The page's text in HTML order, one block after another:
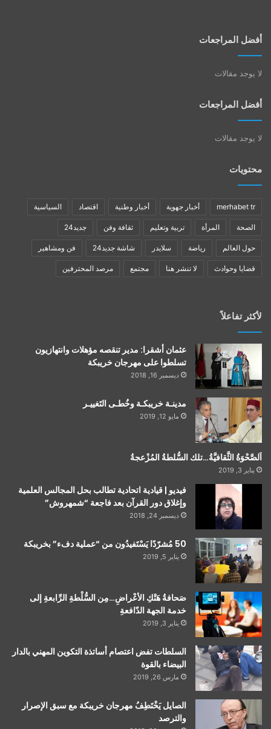
أفضل المراجعات
لا يوجد مقالات
أفضل المراجعات
لا يوجد مقالات
محتويات
merhabet tr أخبار جهوية أخبار وطنية اقتصاد السياسية
الصحة المرأة تربية وتعليم ثقافة وفن جديد24
حول العالم رياضة سلايدر شاشة جديد24 فن ومشاهير
قضايا وحوادث لا تنشر هنا مجتمع مرصد المحترفين
لأكثر تفاعلاً
عثمان أشقرا: مدير تنقصه مؤهلات وانتهازيون
تسلطوا على مهرجان خريبكة
ديسمبر 16, 2018
مدينـة خريبكـة وخُطـى التَغييـر
مايو 12, 2019
اَلصَّحْوَةُ الثَّقافيَّةُ…تلك السُّلطةُ المُزْعجةُ
يناير 3, 2019
فيديو | قيادية اتحادية تطالب بحل المجالس العلمية
وإغلاق دور القرآن بعد فاجعة “شمهروش”
ديسمبر 24, 2018
50 مُشرّدًا يَسْتَفيدُون من “عملية دفء” بخريبكة
يناير 5, 2019
صَحافةُ هَتْكِ الأعْراضِ…مِن السُّلْطةِ الرِّابعةِ إلى
خدمة الجهة الدّافعةِ
يناير 3, 2019
السلطات تفض اعتصام أساتذة التكوين المهني بالدار
البيضاء بالقوة
مارس 26, 2019
الصايل يَخْتَطِفُ مهرجان خريبكة مع سبق الإصرار
والترصد